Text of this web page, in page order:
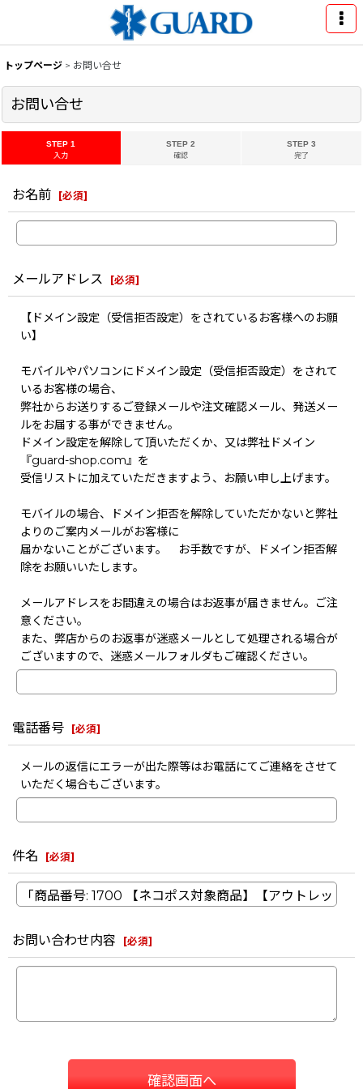
トップページ > お問い合せ
お問い合せ
STEP 1
入力
STEP 2
確認
STEP 3
完了
お名前 [必須]
メールアドレス [必須]
【ドメイン設定（受信拒否設定）をされているお客様へのお願
い】
モバイルやパソコンにドメイン設定（受信拒否設定）をされて
いるお客様の場合、
弊社からお送りするご登録メールや注文確認メール、発送メー
ルをお届する事ができません。
ドメイン設定を解除して頂いただくか、又は弊社ドメイン
『guard-shop.com』を
受信リストに加えていただきますよう、お願い申し上げます。
モバイルの場合、ドメイン拒否を解除していただかないと弊社
よりのご案内メールがお客様に
届かないことがございます。 お手数ですが、ドメイン拒否解
除をお願いいたします。
メールアドレスをお間違えの場合はお返事が届きません。ご注
意ください。
また、弊店からのお返事が迷惑メールとして処理される場合が
ございますので、迷惑メールフォルダもご確認ください。
電話番号 [必須]
メールの返信にエラーが出た際等はお電話にてご連絡をさせて
いただく場合もございます。
件名 [必須]
お問い合わせ内容 [必須]
確認画面へ